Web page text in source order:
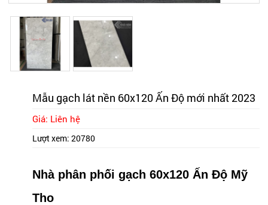
Mẫu gạch lát nền 60x120 Ấn Độ mới nhất 2023
Giá: Liên hệ
Lượt xem: 20780
Nhà phân phối gạch 60x120 Ấn Độ Mỹ
Tho